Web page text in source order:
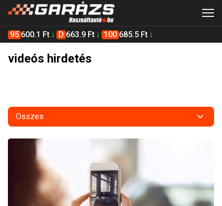
95 600.1 Ft D 663.9 Ft 100 685.5 Ft
videós hirdetés
Összes